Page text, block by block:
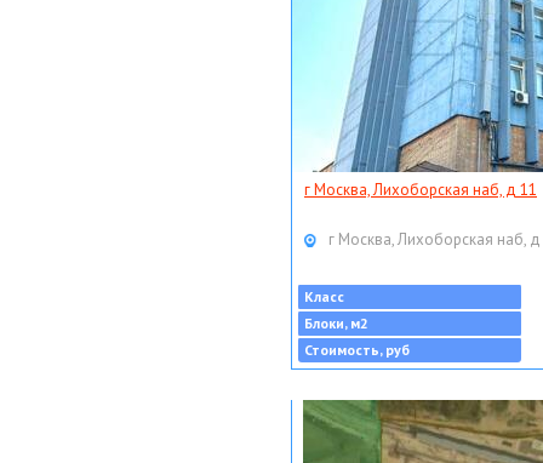
г Москва, Лихоборская наб, д 11
г Москва, Лихоборская наб,
Класс
Блоки, м2
Стоимость, руб